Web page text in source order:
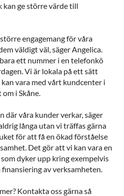
kan ge större värde till
engagemang för våra
väldigt väl, säger Angelica.
ett nummer i en telefonkö
Vi är lokala på ett sätt
vara med vårt kundcenter i
i Skåne.
där våra kunder verkar, säger
långa utan vi träffas gärna
för att få en ökad förståelse
Det gör att vi kan vara en
dyker upp kring exempelvis
av verksamheten.
Kontakta oss gärna så